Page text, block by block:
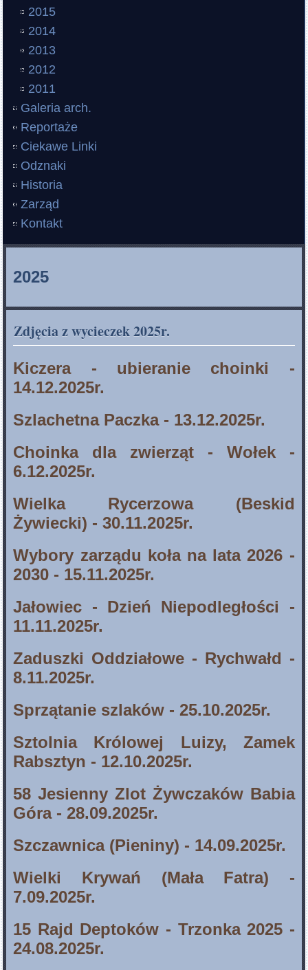
2015
2014
2013
2012
2011
Galeria arch.
Reportaże
Ciekawe Linki
Odznaki
Historia
Zarząd
Kontakt
2025
Zdjęcia z wycieczek 2025r.
Kiczera - ubieranie choinki -
14.12.2025r.
Szlachetna Paczka- 13.12.2025r.
Choinka dla zwierząt - Wołek -
6.12.2025r.
Wielka Rycerzowa (Beskid
Żywiecki) - 30.11.2025r.
Wybory zarządu koła na lata 2026 -
2030 - 15.11.2025r.
Jałowiec - Dzień Niepodległości -
11.11.2025r.
Zaduszki Oddziałowe - Rychwałd -
8.11.2025r.
Sprzątanie szlaków - 25.10.2025r.
Sztolnia Królowej Luizy, Zamek
Rabsztyn - 12.10.2025r.
58 Jesienny Zlot Żywczaków Babia
Góra - 28.09.2025r.
Szczawnica (Pieniny) - 14.09.2025r.
Wielki Krywań (Mała Fatra) -
7.09.2025r.
15 Rajd Deptoków - Trzonka 2025 -
24.08.2025r.